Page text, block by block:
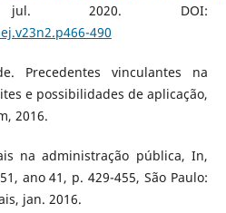
2020. DOI:
490
Precedentes vinculantes na
e possibilidades de aplicação,
2016.
na administração pública, In,
ano 41, p. 429-455, São Paulo:
jan. 2016.